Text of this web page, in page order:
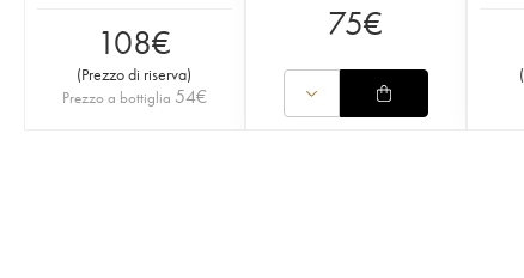
108€
(Prezzo di riserva)
Prezzo a bottiglia 54€
75€
(